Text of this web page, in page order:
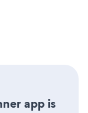
app is